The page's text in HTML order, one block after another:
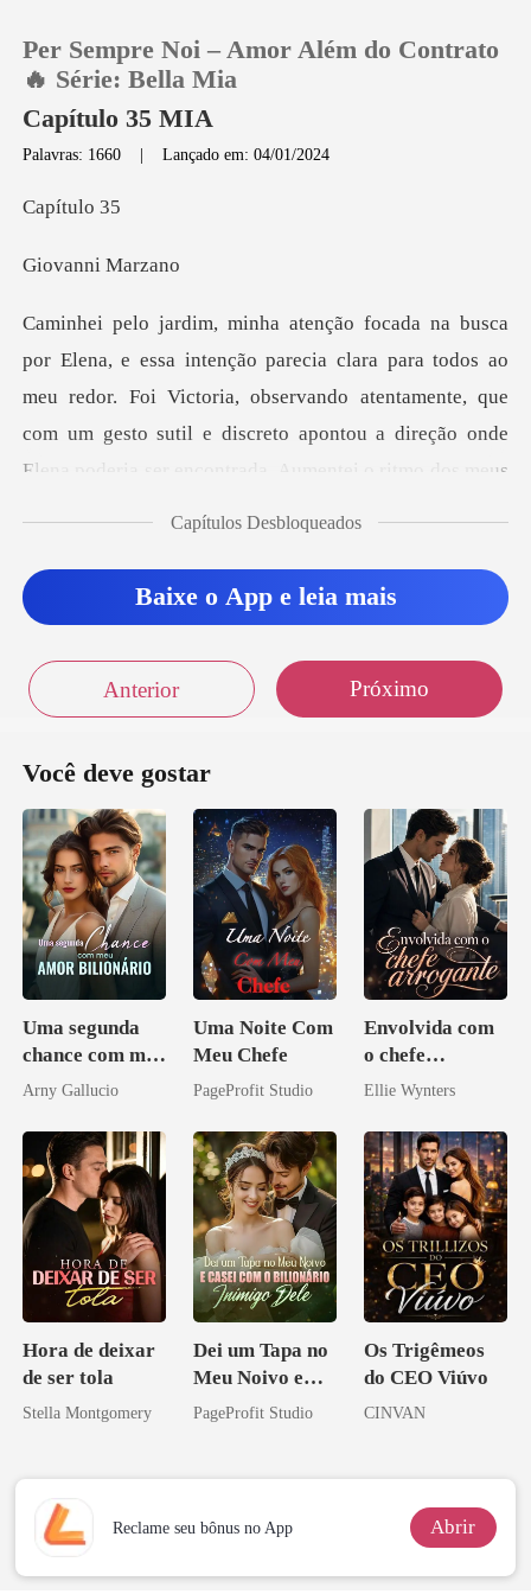
Histórico
Per Sempre Noi – Amor Além do Contrato
🔥 Série: Bella Mia
Capítulo 35 MIA
Palavras: 1660 |Lançado em: 04/01/2024
tulo
nni M
o
meu redor. Foi Victoria, observando atentamente, que
com um gesto sutil e discreto apontou a direção on
Capítulos Desbloqueados
Baixe o App e leia mais
Anterior Próximo
Você deve gostar
Uma segunda
chance com meu
amor bilionário
Arny Gallucio
Uma Noite Com
Meu Chefe
PageProfit Studio
Envolvida com
o chefe
arrogante
Ellie Wynters
Hora de deixar
de ser tola
Stella Montgomery
Dei um Tapa no
Meu Noivo e
Casei com o
PageProfit Studio
Os Trigêmeos
do CEO Viúvo
CINVAN
Reclame seu bônus no App Abrir